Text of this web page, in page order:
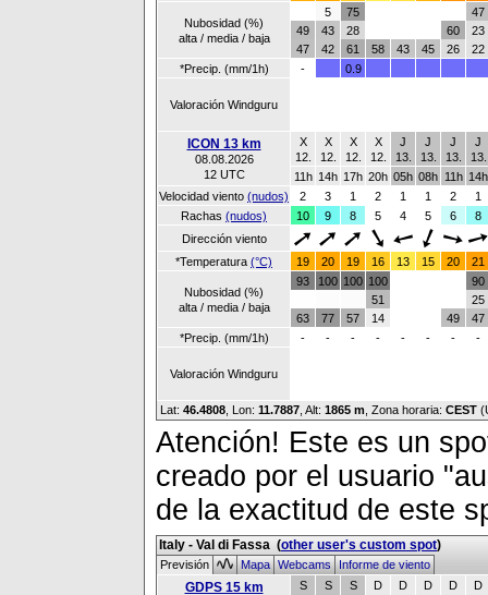
Nubosidad (%)
alta / media / baja
49
47
5
43
42
75
28
61
58 43 45
60
26
47
23
22
*Precip. (mm/1h)
- 0.9
Valoración Windguru
ICON 13 km
08.08.2026
12 UTC
X
12.
X
12.
X
12.
X
12.
J
13.
J
13.
J
13.
J
13.
11h 14h 17h 20h 05h 08h 11h 14h
Velocidad viento (nudos) 2 3 1 2 1 1 2
1
Rachas (nudos) 10 9 8 5 4 5 6
8
Dirección viento
*Temperatura (°C) 19 20 19 16 13 15 20 21
Nubosidad (%)
alta / media / baja
93
63
100
77
100
57
100
51
14
49
90
25
47
*Precip. (mm/1h)
- - - - - - - -
Valoración Windguru
Lat: 46.4808 , Lon: 11.7887 Alt: 1865 m , Zona horaria: CEST
Atención! Este es un
creado por el usuario
de la exactitud de este
Italy - Val di Fassa (other user's custom spot)
Previsión MapaWebcamsInforme de viento
GDPS 15 km
S
S
S
D
D
D
D
D